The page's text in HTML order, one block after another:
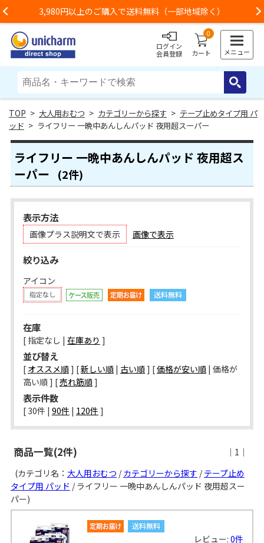
Previous3,980円以上のご購入で送料無料（一部地域除く）
ログイン
会員登録
0
カート メニュー
> 大人用おむつ > カテゴリーから探す > テープ止めタイプ用 パ
ッド > ライフリー 一晩中あんしんパッド 夜用超スーパー
ライフリー 一晩中あんしんパッド 夜用超ス
ーパー
(2件)
表示方法
画像プラス説明文で表示 画像で表示
絞り込み
アイコン
在庫
[ 指定なし | 在庫あり ]
並び替え
[ オススメ順] [新しい順| 古い順] [価格が安い順| 価格が
高い順 ] [売れ筋順]
表示件数
[ 30件 | 90件 | 120件 ]
商品一覧(2件)
｜1｜
(カテゴリ名： 大人用おむつ /カテゴリーから探す /テープ止め
タイプ用 パッド / ライフリー 一晩中あんしんパッド 夜用超スー
パー)
レビュー:0件